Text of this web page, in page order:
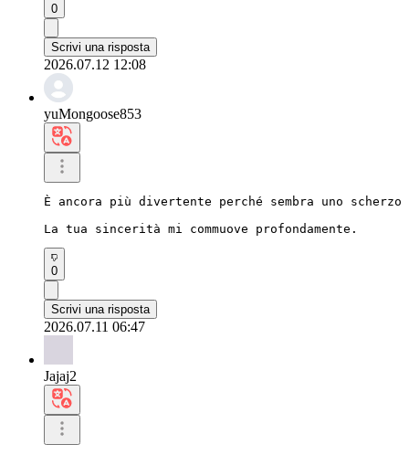
0
Scrivi una risposta
2026.07.12 12:08
yuMongoose853
È ancora più divertente perché sembra uno
La tua sincerità mi commuove profondamente.
0
Scrivi una risposta
2026.07.11 06:47
Jajaj2